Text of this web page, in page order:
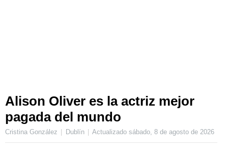
Alison Oliver es la actriz mejor
pagada del mundo
Cristina González Dublín Actualizadosábado, 8 de agosto de 2026